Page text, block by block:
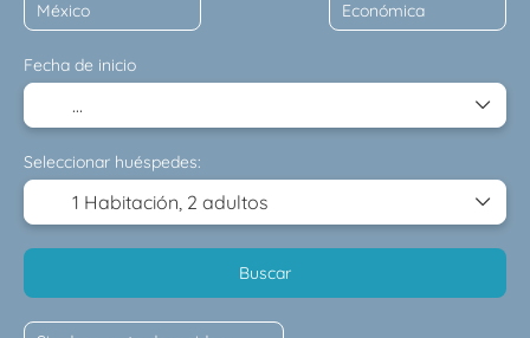
Fecha de inicio
Seleccionar huéspedes:
1 Habitación, 2 adultos
Buscar